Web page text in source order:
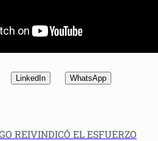
LinkedIn WhatsApp
REIVINDICÓ EL ESFUERZO